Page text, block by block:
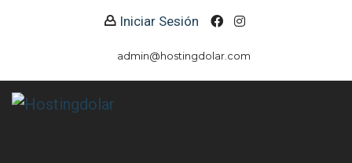
Iniciar Sesión
admin@hostingdolar.com